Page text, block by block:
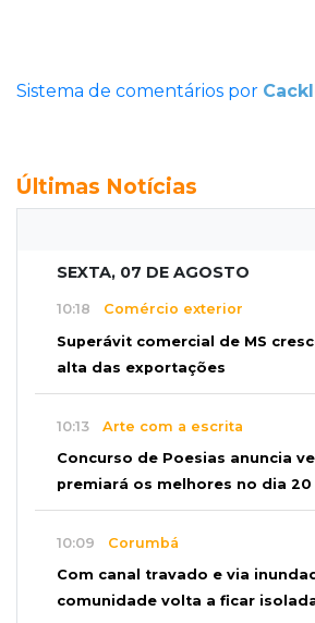
Sistema de comentários por Cackl
Últimas Notícias
SEXTA, 07 DE AGOSTO
10:18 Comércio exterior
Superávit comercial de MS
alta das exportações
10:13 Arte com a escrita
Concurso de Poesias anuncia
premiará os melhores no dia 20
10:09 Corumbá
Com canal travado e via
comunidade volta a ficar